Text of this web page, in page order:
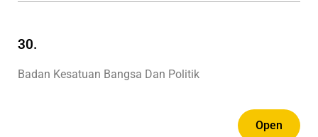
30.
Badan Kesatuan Bangsa Dan Politik
Open